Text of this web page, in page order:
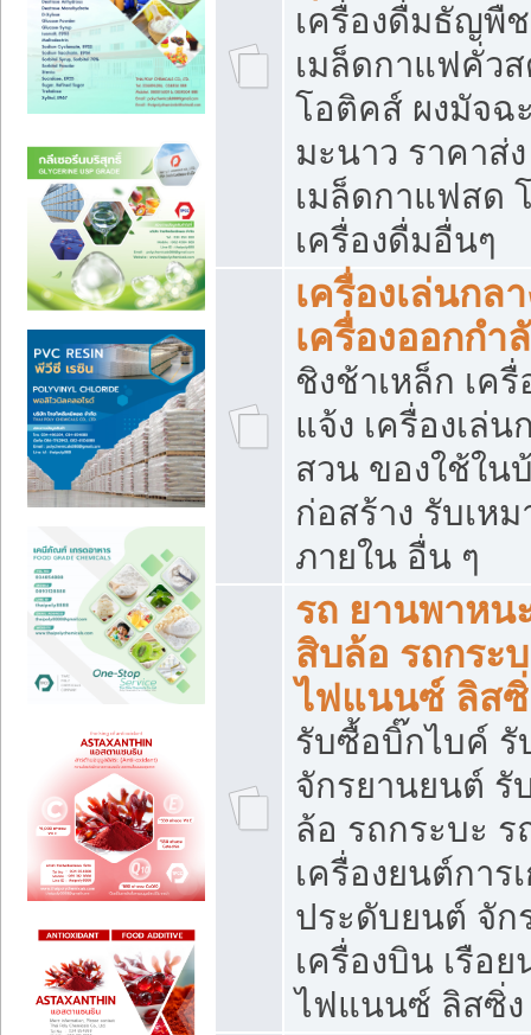
เครื่องดื่มธัญพื
เมล็ดกาแฟคั่ว
โอติคส์ ผงมัจฉ
มะนาว ราคาส่
เมล็ดกาแฟสด
เครื่องดื่มอื่นๆ
เครื่องเล่นกล
เครื่องออกกำ
ชิงช้าเหล็ก เค
แจ้ง เครื่องเล่น
สวน ของใช้ใน
ก่อสร้าง รับเห
ภายใน อื่น ๆ
รถ ยานพาหน
สิบล้อ รถกระ
ไฟแนนซ์ ลิส
รับซื้อบิ๊กไบค์
จักรยานยนต์ รั
ล้อ รถกระบะ
เครื่องยนต์การ
ประดับยนต์ จัก
เครื่องบิน เรือ
ไฟแนนซ์ ลิสซิ่ง